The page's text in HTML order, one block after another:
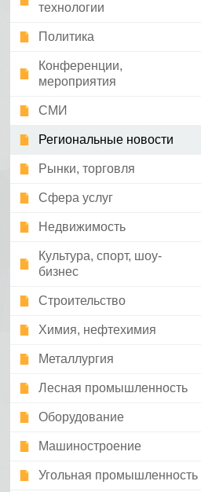
технологии
Политика
Конференции,
мероприятия
СМИ
Региональные новости
Рынки, торговля
Сфера услуг
Недвижимость
Культура, спорт, шоу-
бизнес
Строительство
Химия, нефтехимия
Металлургия
Лесная промышленность
Оборудование
Машиностроение
Угольная промышленность